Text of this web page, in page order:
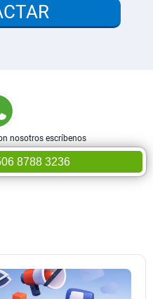
nosotros escríbenos
8788 3236